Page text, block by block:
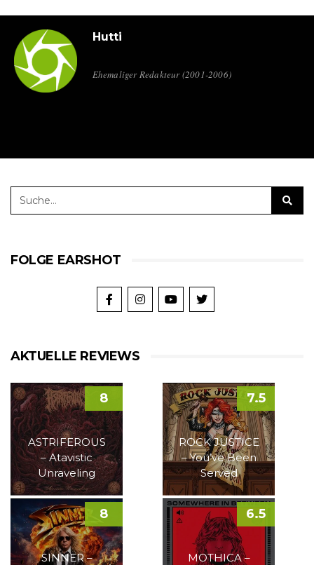
Hutti
Ehemaliger Redakteur (2001-2006)
FOLGE EARSHOT
AKTUELLE REVIEWS
ASTRIFEROUS
– Atavistic
Unraveling
8
ROCK JUSTICE
– You’ve Been
Served
7.5
SINNER –
8
MOTHICA –
6.5